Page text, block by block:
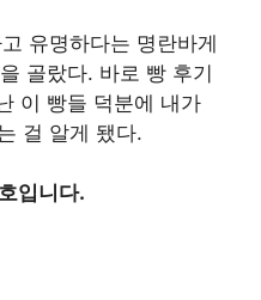
유명하다는 명란바게
골랐다. 바로 빵 후기
이 빵들 덕분에 내가
걸 알게 됐다.
입니다.